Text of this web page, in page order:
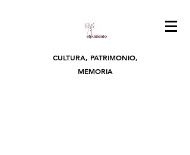
CULTURA, PATRIMONIO,
MEMORIA